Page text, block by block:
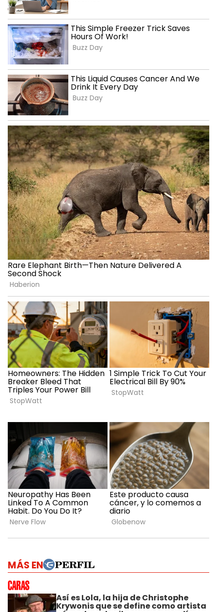
MÁS EN
Así es Lola, la hija de Christophe
Krywonis que se define como artista